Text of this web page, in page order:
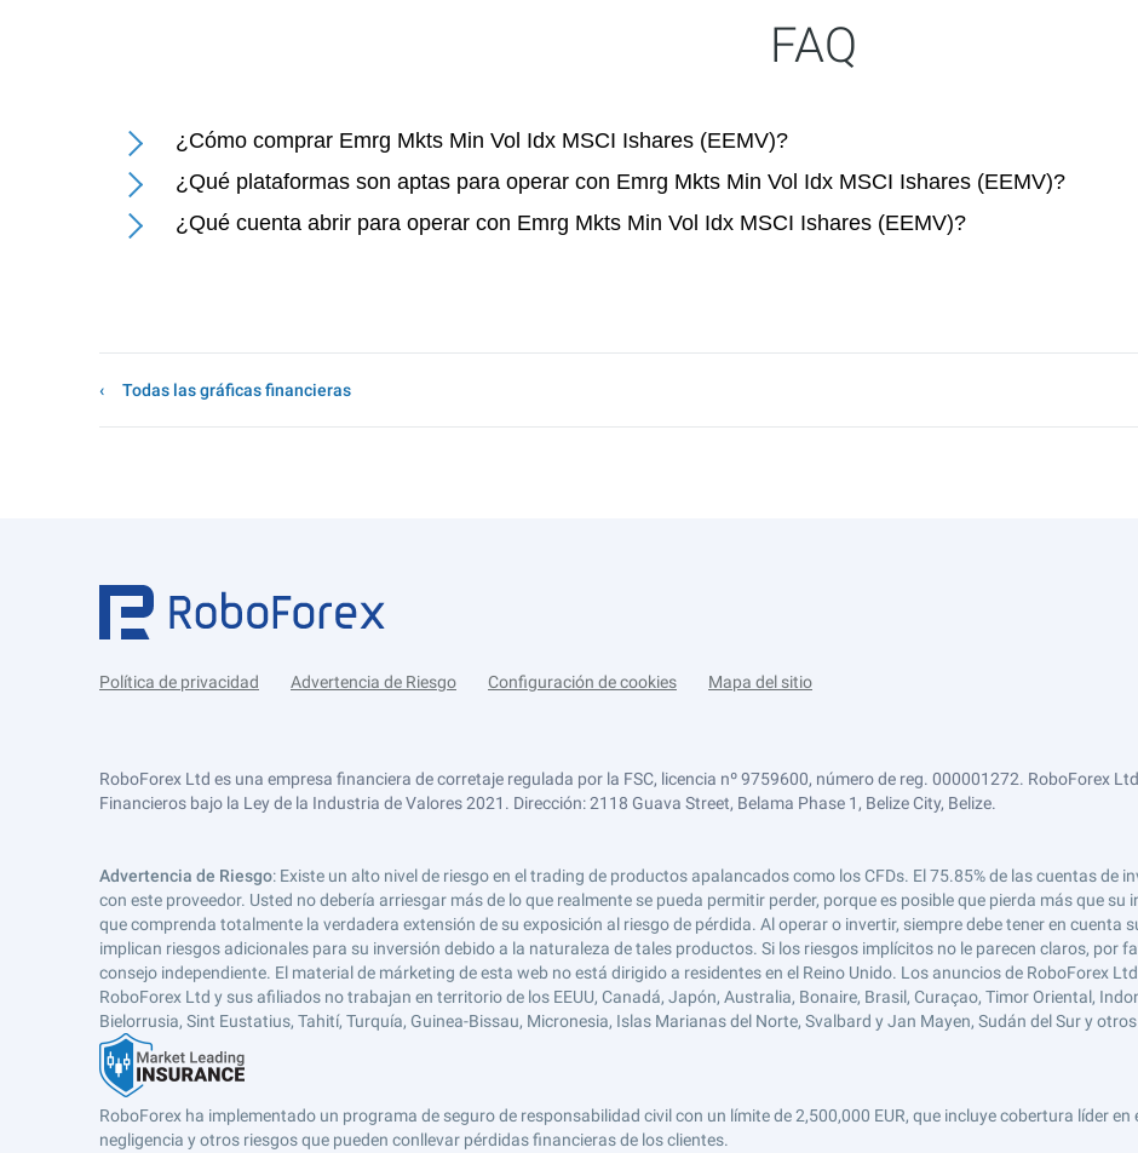
FAQ
¿Cómo comprar Emrg Mkts Min Vol Idx MSCI Ishares (EEMV)?
¿Qué plataformas son aptas para operar con Emrg Mkts Min Vol Idx MSCI Ishares (EEMV)?
¿Qué cuenta abrir para operar con Emrg Mkts Min Vol Idx MSCI Ishares (EEMV)?
Todas las gráficas financieras
Política de privacidad Advertencia de Riesgo Configuración de cookies Mapa del sitio
RoboForex Ltd es una empresa financiera de corretaje regulada por la FSC, licencia nº 9759600, número de reg. 000001272. RoboForex
Financieros bajo la Ley de la Industria de Valores 2021. Dirección: 2118 Guava Street, Belama Phase 1, Belize City, Belize.
Advertencia de Riesgo: Existe un alto nivel de riesgo en el trading de productos apalancados como los CFDs. El 75.85% de las cuentas de
con este proveedor. Usted no debería arriesgar más de lo que realmente se pueda permitir perder, porque es posible que pierda más que
que comprenda totalmente la verdadera extensión de su exposición al riesgo de pérdida. Al operar o invertir, siempre debe tener en cuenta
implican riesgos adicionales para su inversión debido a la naturaleza de tales productos. Si los riesgos implícitos no le parecen claros, por
consejo independiente. El material de márketing de esta web no está dirigido a residentes en el Reino Unido. Los anuncios de RoboForex
RoboForex Ltd y sus afiliados no trabajan en territorio de los EEUU, Canadá, Japón, Australia, Bonaire, Brasil, Curaçao, Timor Oriental,
Bielorrusia, Sint Eustatius, Tahití, Turquía, Guinea-Bissau, Micronesia, Islas Marianas del Norte, Svalbard y Jan Mayen, Sudán del Sur y
RoboForex ha implementado un programa de seguro de responsabilidad civil con un límite de 2,500,000 EUR, que incluye cobertura líder
negligencia y otros riesgos que pueden conllevar pérdidas financieras de los clientes.